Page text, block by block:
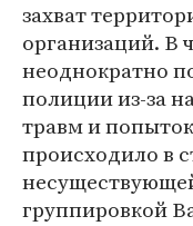
захват
организаций. В
неоднократно
полиции из-за
травм и
происходило в
группировкой